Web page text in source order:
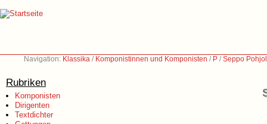
Navigation: Klassika / Komponistinnen und Komponisten / P /Seppo
Rubriken
Komponisten
Dirigenten
Textdichter